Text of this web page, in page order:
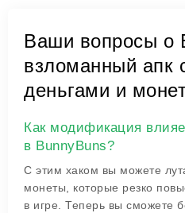
Ваши вопросы о
взломанный апк
деньгами и
Как модификация
в BunnyBuns?
С этим хаком вы можете
монеты, которые резко
в игре. Теперь вы сможете